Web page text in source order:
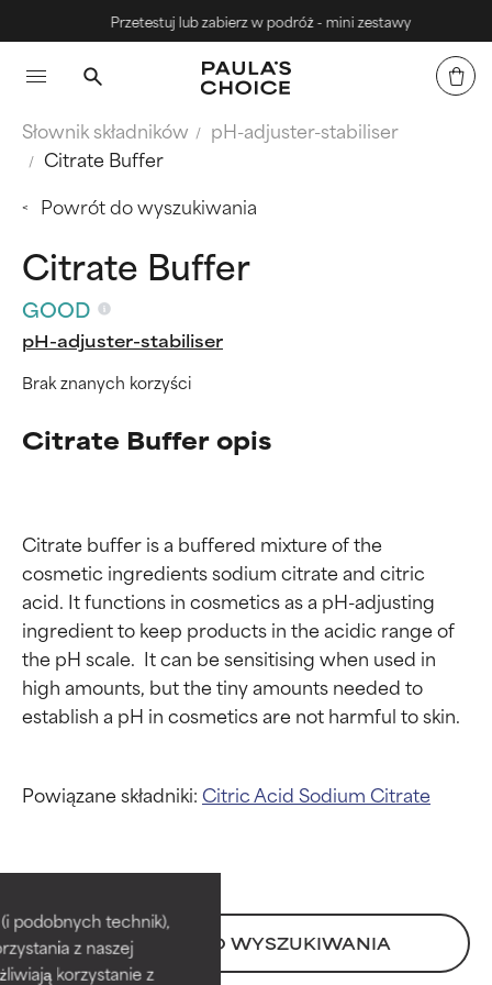
podobnych technik),
z naszej
korzystanie z
Przetestuj lub zabierz w podróż - mini zestawy
Słownik składników
pH-adjuster-stabiliser
Citrate Buffer
Powrót do wyszukiwania
Citrate Buffer
GOOD
pH-adjuster-stabiliser
Brak znanych korzyści
Citrate Buffer opis
Citrate buffer is a buffered mixture of the
cosmetic ingredients sodium citrate and citric
acid. It functions in cosmetics as a pH-adjusting
ingredient to keep products in the acidic range of
the pH scale.  It can be sensitising when used in
high amounts, but the tiny amounts needed to
Powiązane składniki:Citric AcidSodium Citrate
POWRÓT DO WYSZUKIWANIA
BEST
Udowodnione i potwierdzone
przez niezależne badania.
BEST
Udowodnione i potwierdzone
przez niezależne badania.